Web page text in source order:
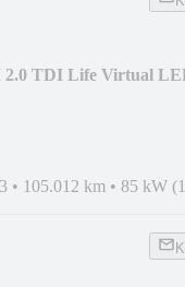
2.0 TDI Life Virtual
• 105.012 km • 85 kW